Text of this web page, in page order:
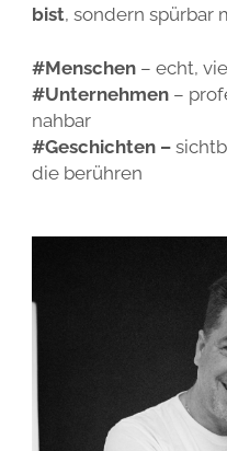
bist, sondern spürbar
#Menschen– echt,
#Unternehmen–
nahbar
#Geschichten –
die berühren